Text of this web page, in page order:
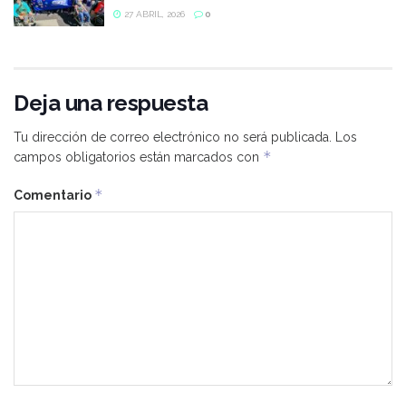
27 ABRIL, 2026 0
Deja una respuesta
Tu dirección de correo electrónico no será publicada.
Los
campos obligatorios están marcados con *
Comentario *